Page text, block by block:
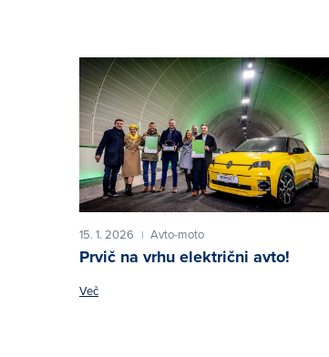
15. 1. 2026 | Avto-moto
Prvič na vrhu električni avto!
Več